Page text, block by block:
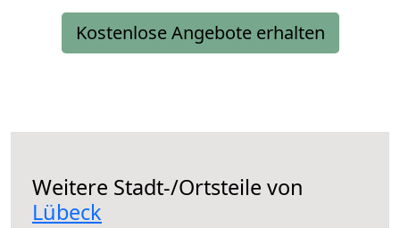
Kostenlose Angebote erhalten
Weitere Stadt-/Ortsteile von
Lübeck